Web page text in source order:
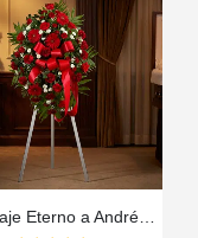
Homenaje Eterno a Andrés: Pedestal Fúnebre Personalizado 🕊️